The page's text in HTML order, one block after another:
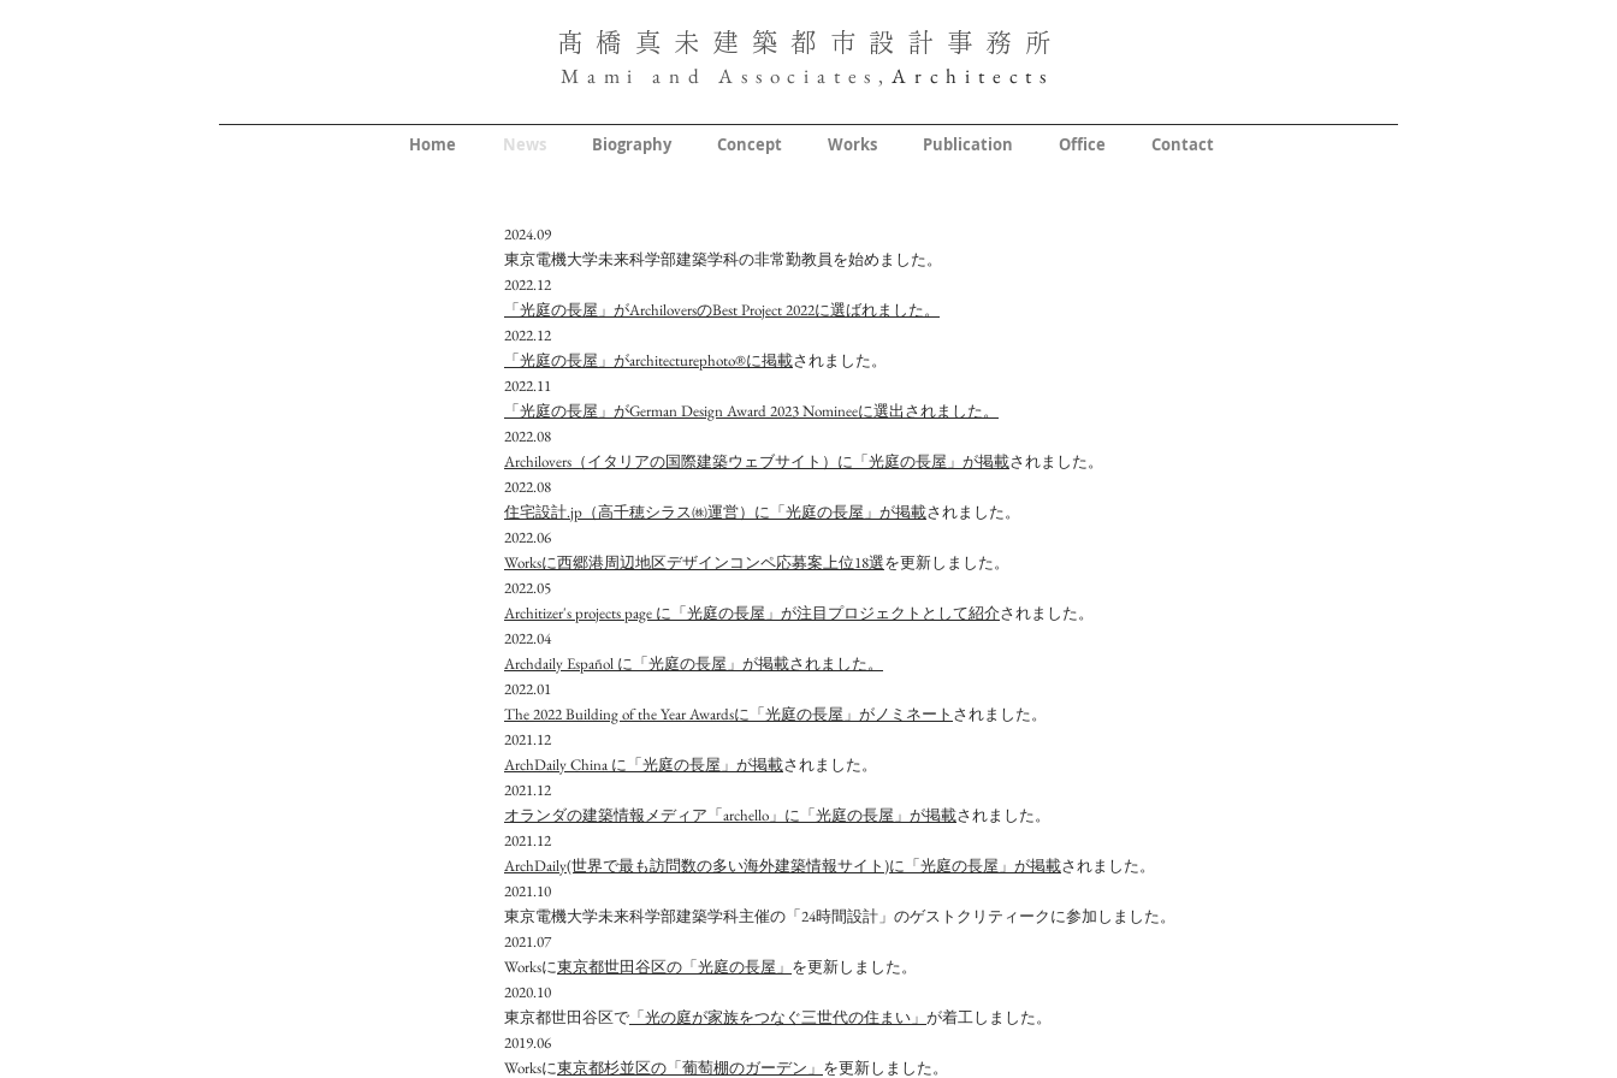
髙橋真未 建築都市設計事務所
Mami andAssociates, Architects
Home News Biography Concept Works Publication Office Contact
2024.09
​東京電機大学未来科学部建築学科の非常勤教員を始めました。
2022.12
​「光庭の長屋」がArchiloversのBest Project 2022に選ばれました。
2022.12
​「光庭の長屋」がarchitecturephoto®に掲載されました。
2022.11
「光庭の長屋」がGerman Design Award 2023 Nomineeに選出されました。
2022.08
Archilovers（イタリアの国際建築ウェブサイト）に「光庭の長屋」が掲載されました。
2022.08
住宅設計.jp（高千穂シラス㈱運営）に「光庭の長屋」が掲載されました。
2022.06
Worksに西郷港周辺地区デザインコンペ応募案上位18選を更新しました。
2022.05
Architizer's projects page に「光庭の長屋」が注目プロジェクトとして紹介されました。
2022.04
Archdaily Español に「光庭の長屋」が掲載されました。
2022.01
The 2022 Building of the Year Awardsに「光庭の長屋」がノミネート されました。
2021.12
ArchDaily China に「光庭の長屋」が掲載されました。
2021.12
オランダの建築情報メディア「archello」​に「光庭の長屋」が掲載されました。
2021.12
ArchDaily(世界で最も訪問数の多い海外建築情報サイト)に「光庭の長屋」が掲載されました。
2021.10
​東京電機大学未来科学部建築学科主催の「24時間設計」のゲストクリティークに参加しました。
2021.07
Worksに東京都世田谷区の「光庭の長屋」 を更新しました。
2020.10
​東京都世田谷区で 「光の庭が家族をつなぐ三世代の住まい」 が着工しました。
2019.06
Worksに東京都杉並区の「葡萄棚のガーデン」 を更新しました。